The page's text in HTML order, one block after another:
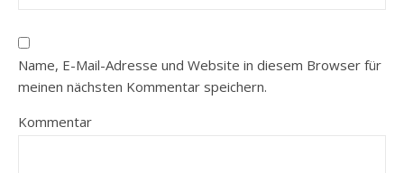
Name, E-Mail-Adresse und Website in diesem Browser für
meinen nächsten Kommentar speichern.
Kommentar